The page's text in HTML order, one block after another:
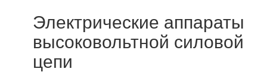
Электрические аппараты
высоковольтной силовой
цепи